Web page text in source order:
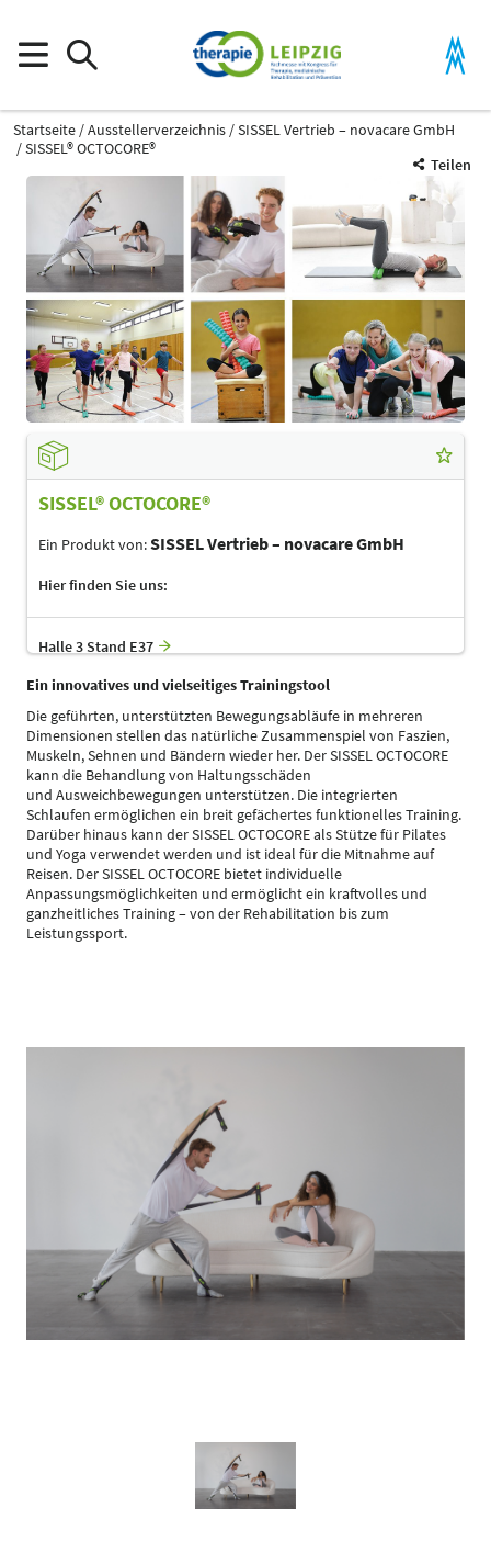
Startseite Ausstellerverzeichnis
SISSEL Vertrieb – novacare GmbH
SISSEL® OCTOCORE®
Teilen
SISSEL® OCTOCORE®
Ein Produkt von:SISSEL Vertrieb – novacare GmbH
Hier finden Sie uns:
Halle 3 Stand E37
Ein innovatives und vielseitiges Trainingstool
Die geführten, unterstützten Bewegungsabläufe in mehreren
Dimensionen stellen das natürliche Zusammenspiel von Faszien,
Muskeln, Sehnen und Bändern wieder her. Der SISSEL OCTOCORE
kann die Behandlung von Haltungsschäden
und Ausweichbewegungen unterstützen. Die integrierten
Schlaufen ermöglichen ein breit gefächertes funktionelles Training.
Darüber hinaus kann der SISSEL OCTOCORE als Stütze für Pilates
und Yoga verwendet werden und ist ideal für die Mitnahme auf
Reisen. Der SISSEL OCTOCORE bietet individuelle
Anpassungsmöglichkeiten und ermöglicht ein kraftvolles und
ganzheitliches Training – von der Rehabilitation bis zum
Leistungssport.